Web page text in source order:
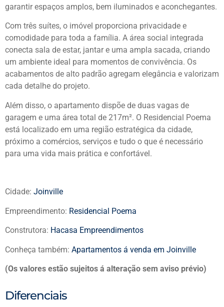
garantir espaços amplos, bem iluminados e aconchegantes.
Com três suítes, o imóvel proporciona privacidade e
comodidade para toda a família. A área social integrada
conecta sala de estar, jantar e uma ampla sacada, criando
um ambiente ideal para momentos de convivência. Os
acabamentos de alto padrão agregam elegância e valorizam
cada detalhe do projeto.
Além disso, o apartamento dispõe de duas vagas de
garagem e uma área total de 217m². O Residencial Poema
está localizado em uma região estratégica da cidade,
próximo a comércios, serviços e tudo o que é necessário
para uma vida mais prática e confortável.
Cidade: Joinville
Empreendimento: Residencial Poema
Construtora: Hacasa Empreendimentos
Conheça também: Apartamentos á venda em Joinville
(Os valores estão sujeitos á alteração sem aviso prévio)
Diferenciais